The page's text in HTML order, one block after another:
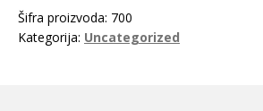
količina
Šifra proizvoda: 700
Kategorija: Uncategorized